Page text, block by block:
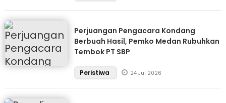
Perjuangan Pengacara Kondang
Berbuah Hasil, Pemko Medan Rubuhkan
Tembok PT SBP
Peristiwa 24 Jul 2026